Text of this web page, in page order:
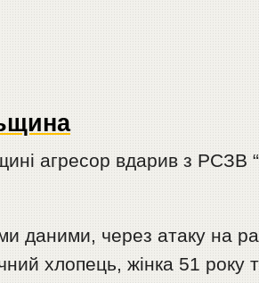
агресор вдарив з РСЗВ
даними, через атаку на
хлопець, жінка 51 року